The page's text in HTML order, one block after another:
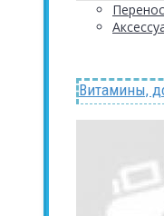
Витамины,